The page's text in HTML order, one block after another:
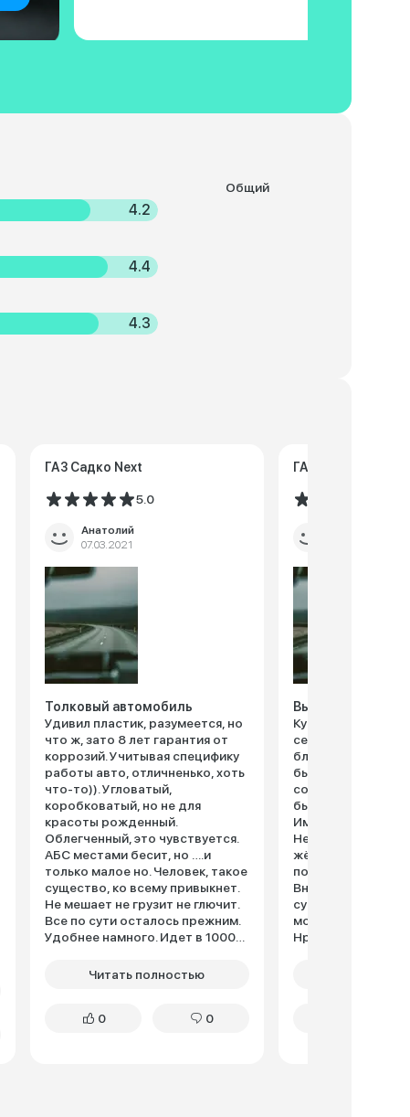
4.2
4.4
4.3
Общий
ГАЗ Садко Next
5.0
Анатолий
07.03.2021
Толковый автомобиль
Удивил пластик, разумеется, но
что ж, зато 8 лет гарантия от
коррозий. Учитывая специфику
работы авто, отличненько, хоть
что-то)). Угловатый,
коробковатый, но не для
красоты рожденный.
Облегченный, это чувствуется.
АБС местами бесит, но ….и
только малое но. Человек, такое
существо, ко всему привыкнет.
Не мешает не грузит не глючит.
Все по сути осталось прежним.
Удобнее намного. Идет в 1000
хорошая и заметно удлиненная.
от кривых рук защиты нет. Но
Читать полностью
0 0
ГАЗ Садко Next
Выносливый
Купил Газ Садко
сентябре 2020
близкого друга.
было для работы,
соответственно
быть выносливым
Именно таким
Некст. Он просто
жёстких условий
повышенной
Внешний вид
суровый, сразу
мощный
Нравится